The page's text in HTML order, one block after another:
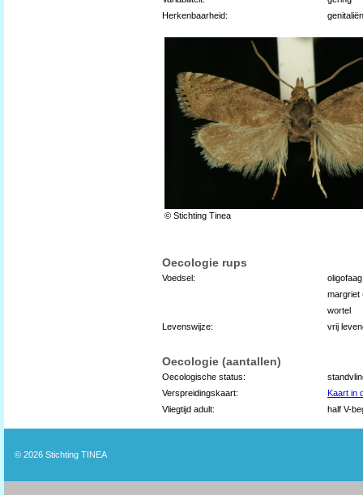
Herkenbaarheid:
© Stichting Tinea
Oecologie rups
Voedsel:
margriet
wortel
Levenswijze:
vrij
Oecologie (aantallen)
Oecologische status:
Verspreidingskaart:
Kaart in
Vliegtijd adult:
half V-
© 2026 Stichting TINEA